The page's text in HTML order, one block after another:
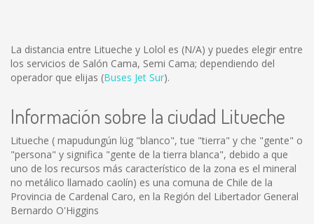
La distancia entre Litueche y Lolol es (N/A) y puedes elegir entre
los servicios de Salón Cama, Semi Cama; dependiendo del
operador que elijas (Buses Jet Sur).
Información sobre la ciudad Litueche
Litueche ( mapudungún lüg "blanco", tue "tierra" y che "gente" o
"persona" y significa "gente de la tierra blanca", debido a que
uno de los recursos más característico de la zona es el mineral
no metálico llamado caolín) es una comuna de Chile de la
Provincia de Cardenal Caro, en la Región del Libertador General
Bernardo O'Higgins